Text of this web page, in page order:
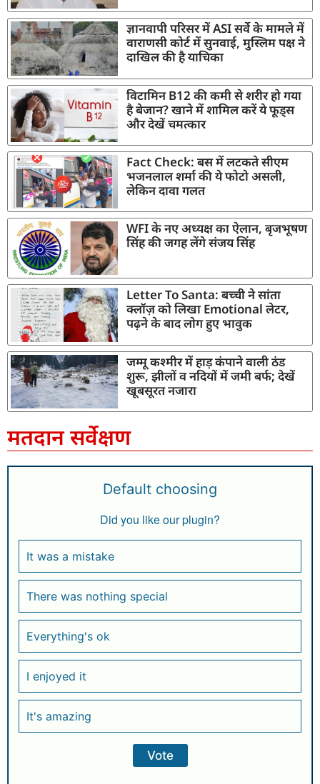
ज्ञानवापी परिसर में ASI सर्वे के मामले में
वाराणसी कोर्ट में सुनवाई, मुस्लिम पक्ष ने
दाखिल की है याचिका
विटामिन B12 की कमी से शरीर हो गया
है बेजान? खाने में शामिल करें ये फूड्स
और देखें चमत्कार
Fact Check: बस में लटकते सीएम
भजनलाल शर्मा की ये फोटो असली,
लेकिन दावा गलत
WFI के नए अध्यक्ष का ऐलान, बृजभूषण
सिंह की जगह लेंगे संजय सिंह
Letter To Santa: बच्ची ने सांता
क्लॉज़ को लिखा Emotional लेटर,
पढ़ने के बाद लोग हुए भावुक
जम्मू कश्मीर में हाड़ कंपाने वाली ठंड
शुरू, झीलों व नदियों में जमी बर्फ; देखें
खूबसूरत नजारा
मतदान सर्वेक्षण
Default choosing
Did you like our plugin?
It was a mistake
There was nothing special
Everything's ok
I enjoyed it
It's amazing